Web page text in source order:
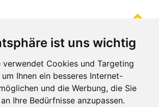
ist uns wichtig
verwendet Cookies und Targeting
Ihnen ein besseres Internet-
und die Werbung, die Sie
Ihre Bedürfnisse anzupassen.